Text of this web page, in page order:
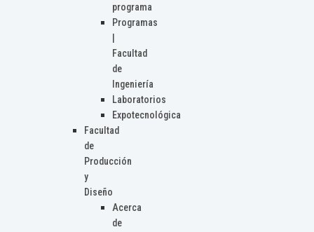
programa
Programas
Facultad
de
Ingeniería
Laboratorios
Expotecnológica
Facultad
de
Producción
y
Diseño
Acerca
de